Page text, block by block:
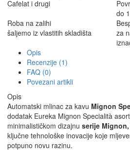
Cafelat i drugi
do
Roba na zalihi
šaljemo iz vlastitih skladišta
za
Opis
Recenzije (1)
FAQ (0)
Povezani artikli
Opis
Automatski mlinac za kavu Mignon
dodatak Eureka Mignon Specialità
minimalističkom dizajnu serije Mignon,
ključne tehnološke inovacije koje
potpuno novu razinu.